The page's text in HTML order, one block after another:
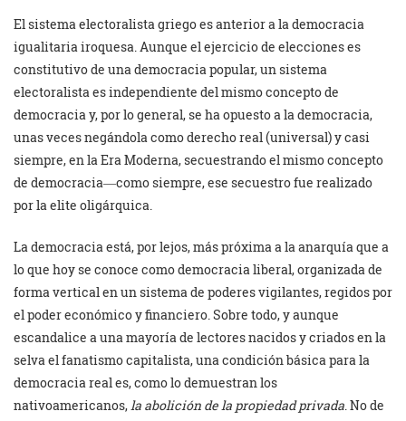
El sistema electoralista griego es anterior a la democracia
igualitaria iroquesa. Aunque el ejercicio de elecciones es
constitutivo de una democracia popular, un sistema
electoralista es independiente del mismo concepto de
democracia y, por lo general, se ha opuesto a la democracia,
unas veces negándola como derecho real (universal) y casi
siempre, en la Era Moderna, secuestrando el mismo concepto
de democracia―como siempre, ese secuestro fue realizado
por la elite oligárquica.
La democracia está, por lejos, más próxima a la anarquía que a
lo que hoy se conoce como democracia liberal, organizada de
forma vertical en un sistema de poderes vigilantes, regidos por
el poder económico y financiero. Sobre todo, y aunque
escandalice a una mayoría de lectores nacidos y criados en la
selva el fanatismo capitalista, una condición básica para la
democracia real es, como lo demuestran los
nativoamericanos,la abolición de la propiedad privada. No de